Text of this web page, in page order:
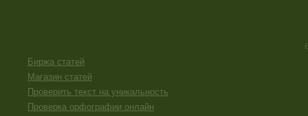
Биржа статей
Магазин статей
Проверить текст на уникальность
Проверка орфографии онлайн